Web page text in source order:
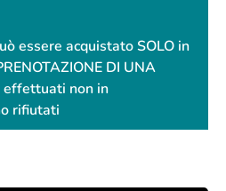
essere acquistato SOLO in
DI UNA
effettuati non in
rifiutati